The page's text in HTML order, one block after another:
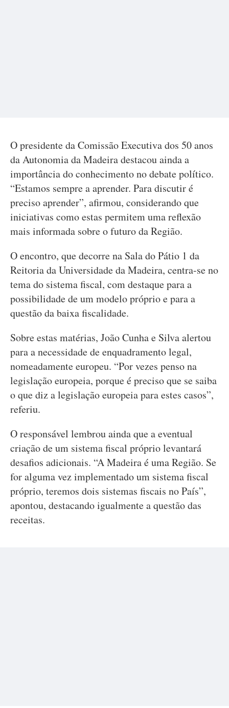
O presidente da Comissão Executiva dos 50 anos
da Autonomia da Madeira destacou ainda a
importância do conhecimento no debate político.
“Estamos sempre a aprender. Para discutir é
preciso aprender”, afirmou, considerando que
iniciativas como estas permitem uma reflexão
mais informada sobre o futuro da Região.
O encontro, que decorre na Sala do Pátio 1 da
Reitoria da Universidade da Madeira, centra-se no
tema do sistema fiscal, com destaque para a
possibilidade de um modelo próprio e para a
questão da baixa fiscalidade.
Sobre estas matérias, João Cunha e Silva alertou
para a necessidade de enquadramento legal,
nomeadamente europeu. “Por vezes penso na
legislação europeia, porque é preciso que se saiba
o que diz a legislação europeia para estes casos”,
referiu.
O responsável lembrou ainda que a eventual
criação de um sistema fiscal próprio levantará
desafios adicionais. “A Madeira é uma Região. Se
for alguma vez implementado um sistema fiscal
próprio, teremos dois sistemas fiscais no País”,
apontou, destacando igualmente a questão das
receitas.